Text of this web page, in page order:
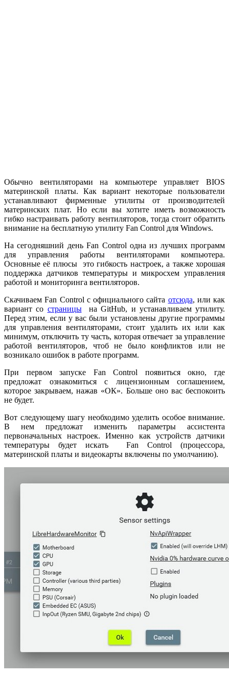
Обычно вентиляторами на компьютере управляет BIOS
материнской платы. Как вариант некоторые пользователи
устанавливают фирменные утилиты от производителей
материнских плат. Но если вы хотите иметь возможность
гибко настраивать работу вентиляторов, тогда стоит обратить
внимание на бесплатную утилиту Fan Control для Windows.
На сегодняшний день Fan Control одна из лучших программ
для управления работы вентиляторами компьютера.
Основные её плюсы это гибкость настроек, а также хорошая
поддержка датчиков температуры и микросхем управления
работой и мониторинга вентиляторов.
Скачиваем Fan Control с официального сайта отсюда, или как
вариант со страницына GitHub, и устанавливаем утилиту.
Перед этим, если у вас были установлены другие программы
для управления вентиляторами, стоит удалить их или как
минимум, отключить ту часть, которая отвечает за управление
работой вентиляторов, чтоб не было конфликтов или не
возникало ошибок в работе программ.
При первом запуске Fan Control появиться окно, где
предложат ознакомиться с лицензионным соглашением,
которое закрываем, нажав «ОК». Больше оно вас беспокоить
не будет.
Вот следующему шагу необходимо уделить особое внимание.
В нем предложат изменить параметры ассистента
первоначальных настроек. Именно как устройств датчики
температуры будет искать Fan Control (процессора,
материнской платы и видеокарты включены по умолчанию).